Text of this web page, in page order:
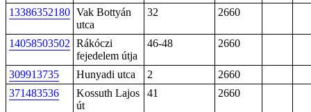
13386352180 Vak Bottyán
utca
32 2660
14058503502 Rákóczi
fejedelem útja
46-48 2660
309913735 Hunyadi utca 2
2660
371483536
Kossuth Lajos
út
41 2660